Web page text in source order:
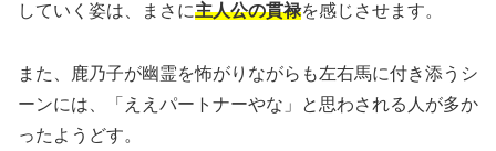
していく姿は、まさに主人公の貫禄を感じさせます。
また、鹿乃子が幽霊を怖がりながらも左右馬に付き添うシ
ーンには、「ええパートナーやな」と思わされる人が多か
ったようどす。